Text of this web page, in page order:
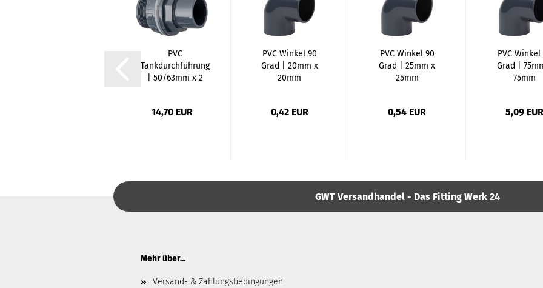
PVC
Tankdurchführung
| 50/63mm x 2
14,70 EUR
PVC Winkel 90
Grad | 20mm x
20mm
0,42 EUR
PVC Winkel 90
Grad | 25mm x
25mm
0,54 EUR
PVC Winkel
Grad |
75mm
5,09 EUR
GWT Versandhandel - Das Fitting Werk 24
Mehr über...
Versand- & Zahlungsbedingungen